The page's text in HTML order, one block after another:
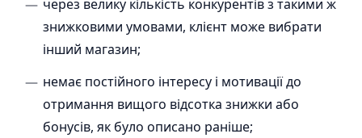
через велику кількість конкурентів з такими ж
знижковими умовами, клієнт може вибрати
інший магазин;
немає постійного інтересу і мотивації до
отримання вищого відсотка знижки або
бонусів, як було описано раніше;